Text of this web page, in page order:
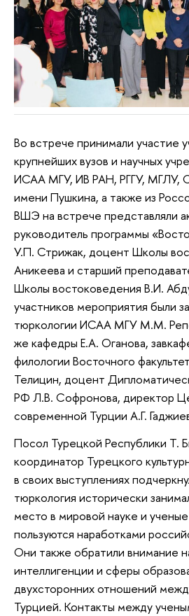
Во встрече принимали участие
крупнейших вузов и научных
ИСАА МГУ, ИВ РАН, РГГУ, МГЛУ,
имени Пушкина, а также из
ВШЭ на встрече представляли
руководитель программы
У.П. Стрижак, доцент Школы
Аникеева и старший
Школы востоковедения В.И.
участников мероприятия были
тюркологии ИСАА МГУ М.М.
же кафедры Е.А. Оганова,
филологии Восточного
Телицин, доцент
РФ Л.В. Софронова, директор
современной Турции А.Г.
Посол Турецкой Республики Т.
координатор Турецкого
в своих выступлениях
тюркология исторически
место в мировой науке и
пользуются наработками
Они также обратили внимание
интеллигенции и сферы
двухсторонних отношений
Турцией. Контакты между